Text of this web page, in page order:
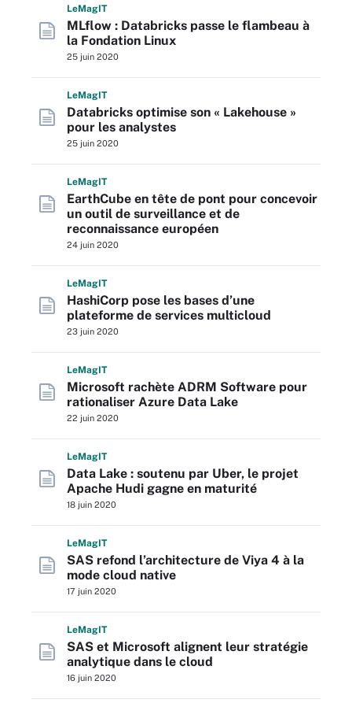
LeMagIT
MLflow : Databricks passe le flambeau à
la Fondation Linux
25 juin 2020
LeMagIT
Databricks optimise son « Lakehouse »
pour les analystes
25 juin 2020
LeMagIT
EarthCube en tête de pont pour concevoir
un outil de surveillance et de
reconnaissance européen
24 juin 2020
LeMagIT
HashiCorp pose les bases d’une
plateforme de services multicloud
23 juin 2020
LeMagIT
Microsoft rachète ADRM Software pour
rationaliser Azure Data Lake
22 juin 2020
LeMagIT
Data Lake : soutenu par Uber, le projet
Apache Hudi gagne en maturité
18 juin 2020
LeMagIT
SAS refond l’architecture de Viya 4 à la
mode cloud native
17 juin 2020
LeMagIT
SAS et Microsoft alignent leur stratégie
analytique dans le cloud
16 juin 2020